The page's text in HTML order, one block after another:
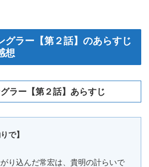
グラー【第２話】のあらすじ
想
ラー【第２話】あらすじ
で】
り込んだ常宏は、貴明の計らいで